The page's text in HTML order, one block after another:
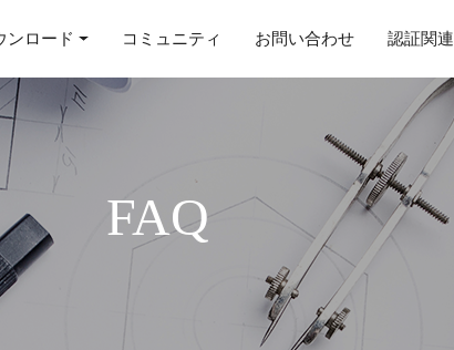
ンロード コミュニティ お問い合わせ 認証関連
FAQ